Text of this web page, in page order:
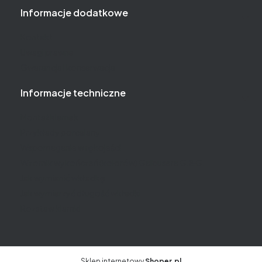
Informacje dodatkowe
Informacje techniczne